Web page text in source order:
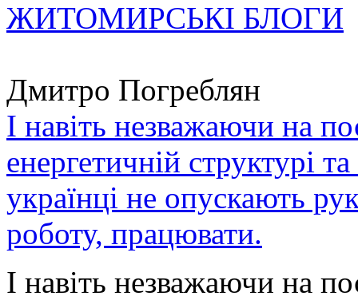
ЖИТОМИРСЬКІ БЛОГИ
Дмитро Погреблян
І навіть незважаючи на
енергетичній структурі
українці не опускають
роботу, працювати.
І навіть незважаючи на